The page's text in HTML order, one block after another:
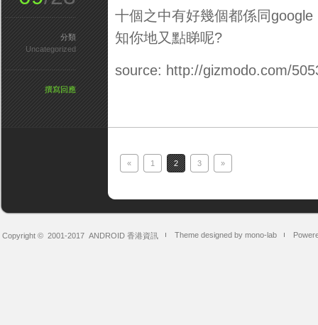
十個之中有好幾個都係同
知你地又點睇呢?
source: http://gizmodo.com/
分類
Uncategorized
撰寫回應
« 1 2 3 »
Copyright © 2001-2017 ANDROID 香港資訊 Theme designed by mono-lab